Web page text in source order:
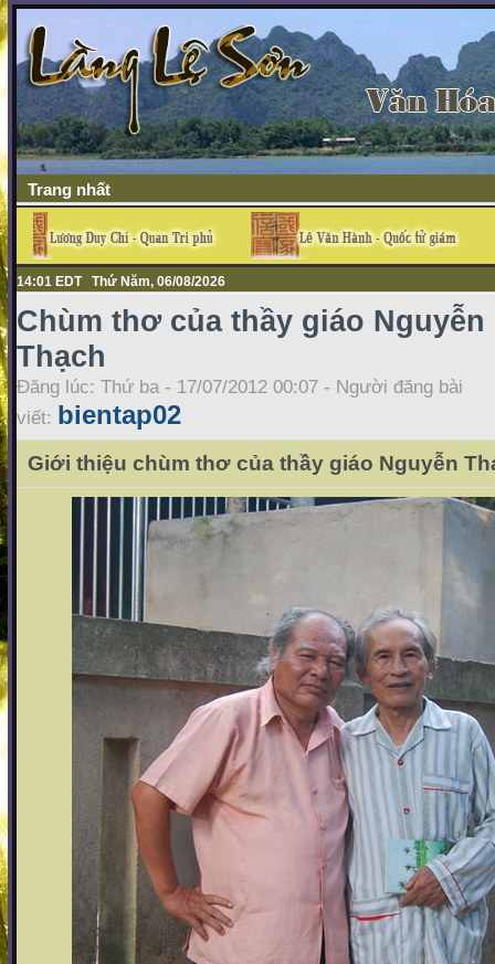
Trang nhất
14:01 EDT Thứ Năm, 06/08/2026
Chùm thơ của thầy giáo Nguyễn
Thạch
Đăng lúc: Thứ ba - 17/07/2012 00:07 - Người đăng bài
viết: bientap02
Giới thiệu chùm thơ của thầy giáo Nguyễn